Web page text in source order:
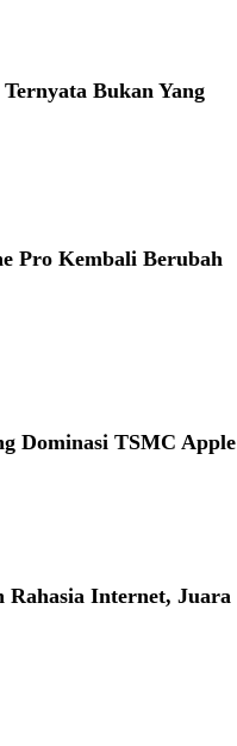
Bukan Yang
Pro Kembali Berubah
Dominasi TSMC Apple
Rahasia Internet, Juara